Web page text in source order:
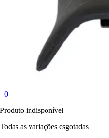
+0
Produto indisponível
Todas as variações esgotadas